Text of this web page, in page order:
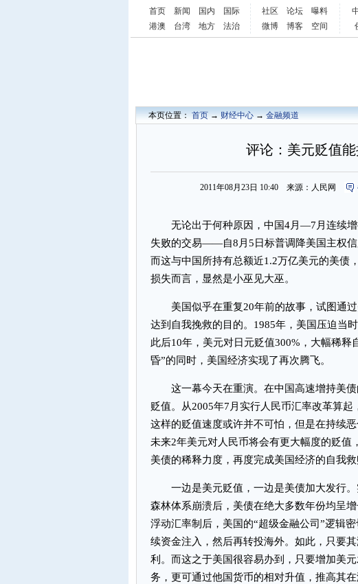
首页 新闻 国内
国际
港澳
台湾 地方 法治
社区 论坛
曝料
微博
博客 空间
本页位置：首页→财经中心→金融频道
评论：美元贬值
2011年08月23日 10:40 来源：人民网
无论出于何种原因，中国4月—7月连续增
失败的交易——自8月5日标普调降美国主权信
而这与中国所持有总额近1.2万亿美元的美债
损失而言，显然是小巫见大巫。
美国似乎在重复20年前的故事，试图通过
达到自我挽救的目的。1985年，美国压迫当
此后10年，美元对日元贬值300%，大幅稀
昏”的同时，美国经济实现了再次腾飞。
这一幕今天在重演。在中国高速增持美债
贬值。从2005年7月实行人民币汇率改革算起
这样的贬值速度或许并不可怕，但是在持续
未来2年美元对人民币将会有更大幅度的贬值
美债的稀释力度，再度完成美国经济的自我救
一边是美元贬值，一边是美债加大发行。
森林体系崩溃后，美债在绝大多数年份均呈
浮动汇率制后，美国的“超级金融公司”逻辑
续资金注入，然后再转投海外。如此，只要
利。而这之于美国很容易办到，只要增加美
务，更可通过他国货币的相对升值，推高其